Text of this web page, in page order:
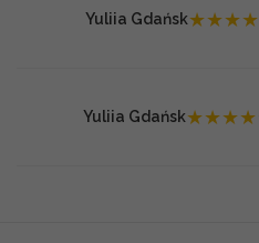
Yuliia Gdańsk★★★★
Yuliia Gdańsk★★★★